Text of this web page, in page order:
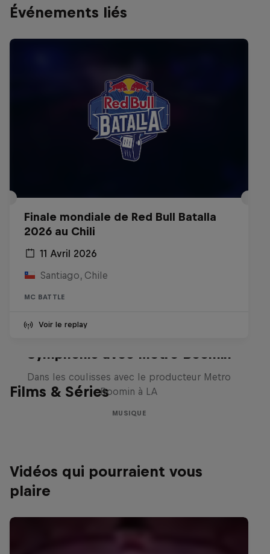
Événements liés
Finale mondiale de Red Bull Batalla
2026 au Chili
11 Avril 2026
Santiago, Chile
MC BATTLE
Voir le replay
Films & Séries
Symphonic avec Metro Boomin
Dans les coulisses avec le producteur Metro
Boomin à LA
MUSIQUE
Vidéos qui pourraient vous
plaire